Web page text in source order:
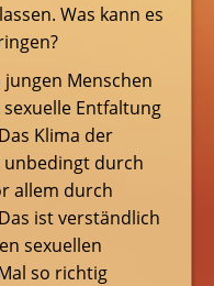
Was kann es
Menschen
Entfaltung
Klima der
durch
allem durch
ist verständlich
sexuellen
so richtig